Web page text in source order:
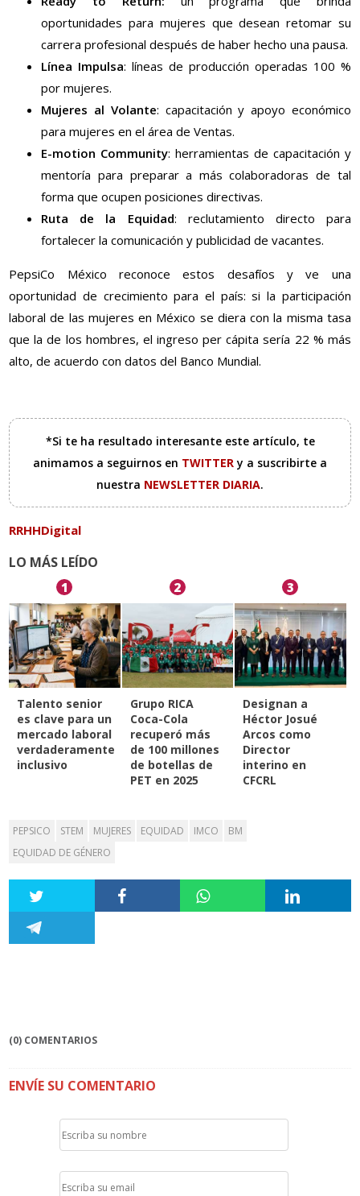
oportunidades para mujeres que desean retomar su
carrera profesional después de haber hecho una pausa.
Línea Impulsa: líneas de producción operadas 100 %
por mujeres.
Mujeres al Volante: capacitación y apoyo económico
para mujeres en el área de Ventas.
E-motion Community: herramientas de capacitación y
mentoría para preparar a más colaboradoras de tal
forma que ocupen posiciones directivas.
Ruta de la Equidad: reclutamiento directo para
fortalecer la comunicación y publicidad de vacantes.
PepsiCo México reconoce estos desafíos y ve una
oportunidad de crecimiento para el país: si la participación
laboral de las mujeres en México se diera con la misma tasa
que la de los hombres, el ingreso per cápita sería 22 % más
alto, de acuerdo con datos del Banco Mundial.
*Si te ha resultado interesante este artículo, te
animamos a seguirnos en TWITTERy a suscribirte a
nuestra NEWSLETTER DIARIA.
RRHHDigital
LO MÁS LEÍDO
1
Talento senior
es clave para un
mercado laboral
verdaderamente
inclusivo
2
Grupo RICA
Coca-Cola
recuperó más
de 100 millones
de botellas de
PET en 2025
3
Designan a
Héctor Josué
Arcos como
Director
interino en
CFCRL
PEPSICO STEM MUJERES EQUIDAD IMCO
BM
EQUIDAD DE GÉNERO
(0) COMENTARIOS
ENVÍE SU COMENTARIO